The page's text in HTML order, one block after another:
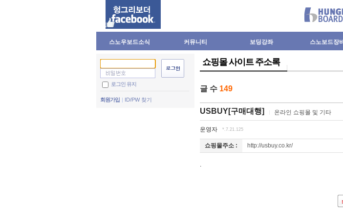
스노우보드소식 커뮤니티 보딩강좌 스노보드장비
로그인 유지
회원가입 ID/PW 찾기
쇼핑몰 사이트 주소록
글 수 149
USBUY[구매대행] 온라인 쇼핑몰 및 기타
운영자 *.7.21.125
쇼핑몰주소 : http://usbuy.co.kr/
.